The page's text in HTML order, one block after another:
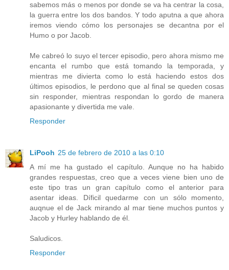
sabemos más o menos por donde se va ha centrar la cosa,
la guerra entre los dos bandos. Y todo aputna a que ahora
iremos viendo cómo los personajes se decantna por el
Humo o por Jacob.
Me cabreó lo suyo el tercer episodio, pero ahora mismo me
encanta el rumbo que está tomando la temporada, y
mientras me divierta como lo está haciendo estos dos
últimos episodios, le perdono que al final se queden cosas
sin responder, mientras respondan lo gordo de manera
apasionante y divertida me vale.
Responder
LiPooh 25 de febrero de 2010 a las 0:10
A mí me ha gustado el capítulo. Aunque no ha habido
grandes respuestas, creo que a veces viene bien uno de
este tipo tras un gran capítulo como el anterior para
asentar ideas. Díficil quedarme con un sólo momento,
auqnue el de Jack mirando al mar tiene muchos puntos y
Jacob y Hurley hablando de él.
Saludicos.
Responder